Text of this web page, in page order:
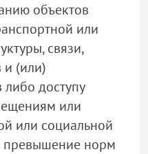
объектов
или
связи,
(или)
либо доступу
или
или социальной
превышение норм